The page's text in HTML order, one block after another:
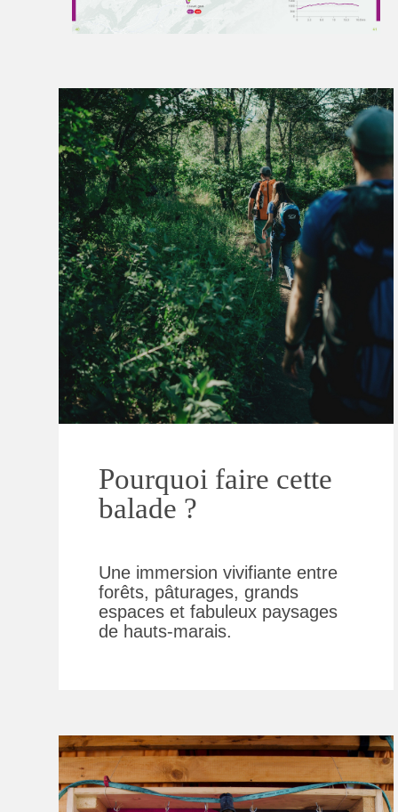
Pourquoi faire cette
balade ?
Une immersion vivifiante entre
forêts, pâturages, grands
espaces et fabuleux paysages
de hauts-marais.